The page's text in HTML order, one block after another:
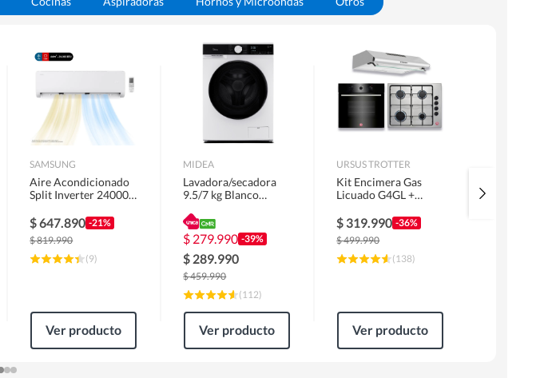
SAMSUNG
Aire Acondicionado
Split Inverter 24000
$647.890 -21%
$819.990
(9)
Ver producto
MIDEA
Lavadora/secadora
9.5/7 kg Blanco
$ 279.990 -39%
$ 289.990
$459.990
(112)
Ver producto
URSUS TROTTER
Kit Encimera Gas
Licuado G4GL +
1 Motor FF60IN +
Horno EPC4NIG
$ 319.990 -36%
$499.990
(138)
Ver producto